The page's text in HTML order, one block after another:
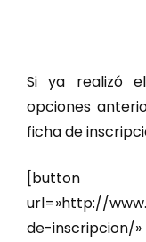
Si ya realizó
opciones
ficha de
[button
url=»http://
de-inscripcion/